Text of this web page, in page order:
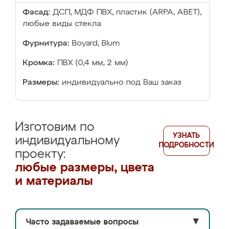
Фасад: ДСП, МДФ ПВХ, пластик (ARPA, ABET),
любые виды стекла
Фурнитура: Boyard, Blum
Кромка: ПВХ (0,4 мм, 2 мм)
Размеры: индивидуально под Ваш заказ
Изготовим по
индивидуальному
проекту:
любые размеры, цвета
и материалы
УЗНАТЬ
ПОДРОБНОСТИ
Часто задаваемые вопросы ▼